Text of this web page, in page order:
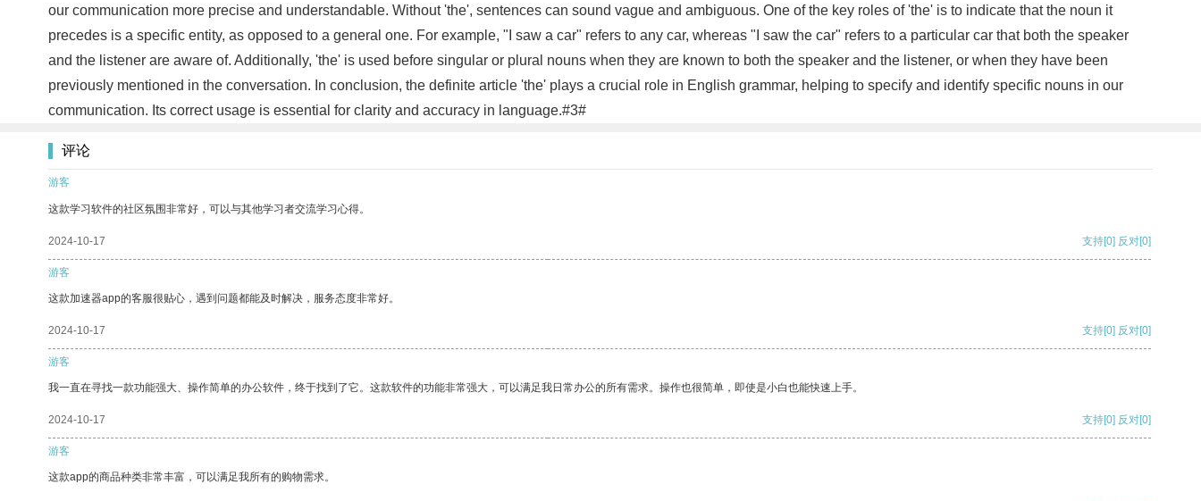
our communication more precise and understandable. Without 'the', sentences can sound vague and ambiguous. One of the key roles of 'the' is to indicate that the noun it
precedes is a specific entity, as opposed to a general one. For example, "I saw a car" refers to any car, whereas "I saw the car" refers to a particular car that both the speaker
and the listener are aware of. Additionally, 'the' is used before singular or plural nouns when they are known to both the speaker and the listener, or when they have been
previously mentioned in the conversation. In conclusion, the definite article 'the' plays a crucial role in English grammar, helping to specify and identify specific nouns in our
communication. Its correct usage is essential for clarity and accuracy in language.#3#
评论
游客
这款学习软件的社区氛围非常好，可以与其他学习者交流学习心得。
2024-10-17 支持[0] 反对[0]
游客
这款加速器app的客服很贴心，遇到问题都能及时解决，服务态度非常好。
2024-10-17 支持[0] 反对[0]
游客
我一直在寻找一款功能强大、操作简单的办公软件，终于找到了它。这款软件的功能非常强大，可以满足我日常办公的所有需求。操作也很简单，即使是小白也能快速上手。
2024-10-17 支持[0] 反对[0]
游客
这款app的商品种类非常丰富，可以满足我所有的购物需求。